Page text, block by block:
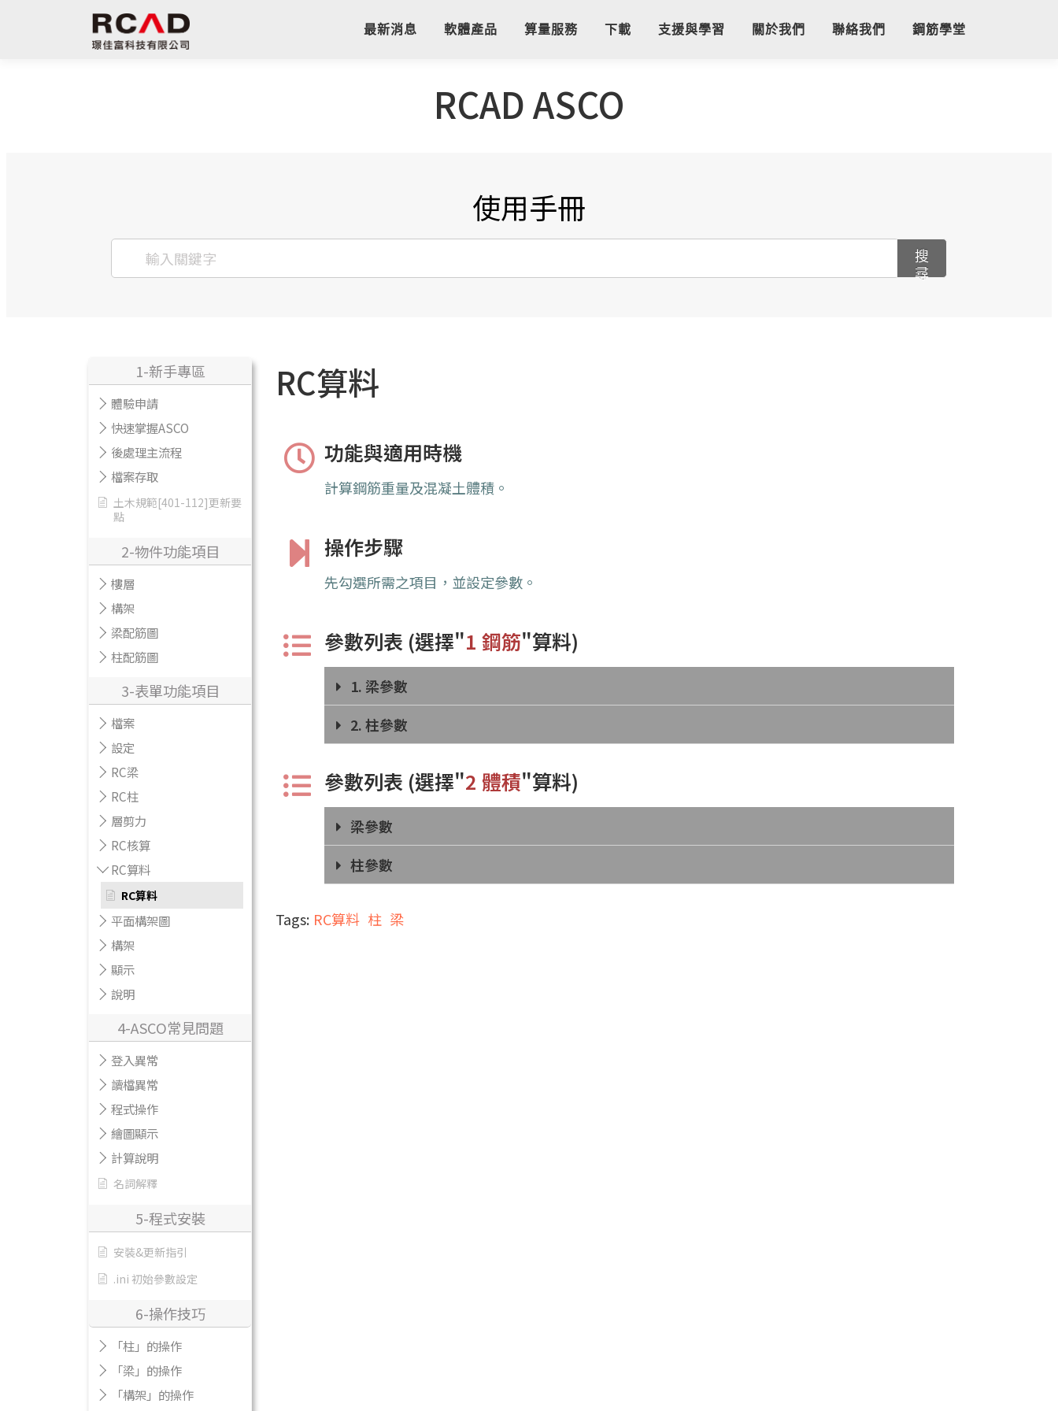
最新消息 軟體產品 算量服務 下載 支援與學習 關於我們 聯絡我們 鋼筋學堂
RCAD ASCO
使用手冊
搜
尋
1-新手專區
體驗申請
快速掌握ASCO
後處理主流程
檔案存取
土木規範[401-112]更新要
點
2-物件功能項目
樓層
構架
梁配筋圖
柱配筋圖
3-表單功能項目
檔案
設定
RC梁
RC柱
層剪力
RC核算
RC算料
RC算料
平面構架圖
構架
顯示
說明
4-ASCO常見問題
登入異常
讀檔異常
程式操作
繪圖顯示
計算說明
名詞解釋
5-程式安裝
安裝&更新指引
.ini 初始參數設定
6-操作技巧
「柱」的操作
「梁」的操作
「構架」的操作
RC算料
功能與適用時機
計算鋼筋重量及混凝土體積。
操作步驟
先勾選所需之項目，並設定參數。
參數列表 (選擇"1 鋼筋"算料)
1. 梁參數
2. 柱參數
參數列表 (選擇"2 體積"算料)
梁參數
柱參數
Tags: RC算料 柱 梁